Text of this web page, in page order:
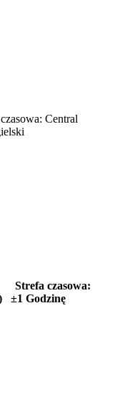
Central
Strefa czasowa:
±1 Godzinę